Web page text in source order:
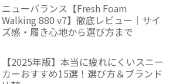
ニューバランス【Fresh Foam
Walking 880 v7】徹底レビュー｜サイ
ズ感・履き心地から選び方まで
【2025年版】本当に疲れにくいスニー
カーおすすめ15選！選び方＆ブランド